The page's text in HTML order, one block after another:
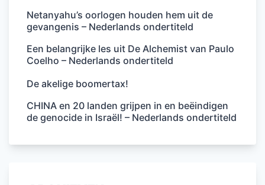
Netanyahu’s oorlogen houden hem uit de
gevangenis – Nederlands ondertiteld
Een belangrijke les uit De Alchemist van Paulo
Coelho – Nederlands ondertiteld
De akelige boomertax!
CHINA en 20 landen grijpen in en beëindigen
de genocide in Israël! – Nederlands ondertiteld